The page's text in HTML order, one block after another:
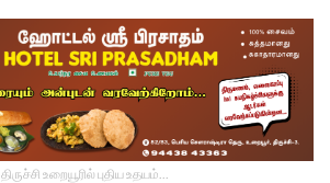
திருச்சி உறையூரில் புதிய உதயம்...